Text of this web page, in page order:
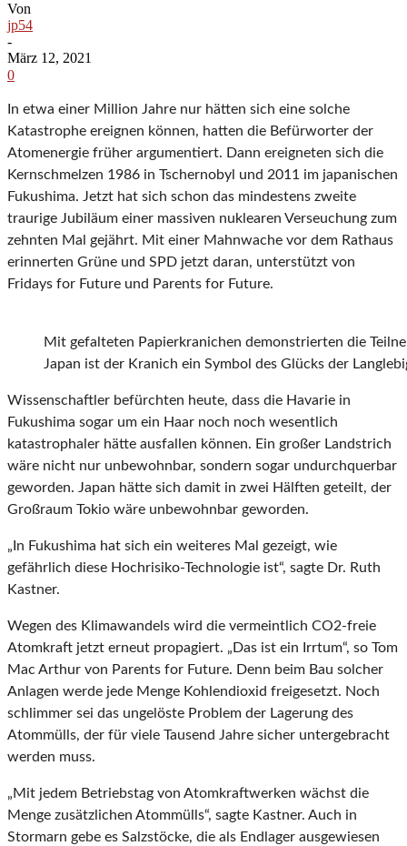
Von
jp54
-
März 12, 2021
0
In etwa einer Million Jahre nur hätten sich eine solche
Katastrophe ereignen können, hatten die Befürworter der
Atomenergie früher argumentiert. Dann ereigneten sich die
Kernschmelzen 1986 in Tschernobyl und 2011 im japanischen
Fukushima. Jetzt hat sich schon das mindestens zweite
traurige Jubiläum einer massiven nuklearen Verseuchung zum
zehnten Mal gejährt. Mit einer Mahnwache vor dem Rathaus
erinnerten Grüne und SPD jetzt daran, unterstützt von
Fridays for Future und Parents for Future.
Mit gefalteten Papierkranichen demonstrierten die
Japan ist der Kranich ein Symbol des Glücks der
Wissenschaftler befürchten heute, dass die Havarie in
Fukushima sogar um ein Haar noch noch wesentlich
katastrophaler hätte ausfallen können. Ein großer Landstrich
wäre nicht nur unbewohnbar, sondern sogar undurchquerbar
geworden. Japan hätte sich damit in zwei Hälften geteilt, der
Großraum Tokio wäre unbewohnbar geworden.
„In Fukushima hat sich ein weiteres Mal gezeigt, wie
gefährlich diese Hochrisiko-Technologie ist“, sagte Dr. Ruth
Kastner.
Wegen des Klimawandels wird die vermeintlich CO2-freie
Atomkraft jetzt erneut propagiert. „Das ist ein Irrtum“, so Tom
Mac Arthur von Parents for Future. Denn beim Bau solcher
Anlagen werde jede Menge Kohlendioxid freigesetzt. Noch
schlimmer sei das ungelöste Problem der Lagerung des
Atommülls, der für viele Tausend Jahre sicher untergebracht
werden muss.
„Mit jedem Betriebstag von Atomkraftwerken wächst die
Menge zusätzlichen Atommülls“, sagte Kastner. Auch in
Stormarn gebe es Salzstöcke, die als Endlager ausgewiesen